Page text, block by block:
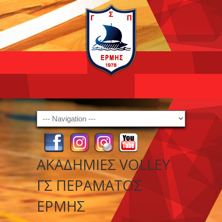
Navigation
ΑΚΑΔΗΜΙΕΣ VOLLEY
ΓΣ ΠΕΡΑΜΑΤΟΣ
ΕΡΜΗΣ